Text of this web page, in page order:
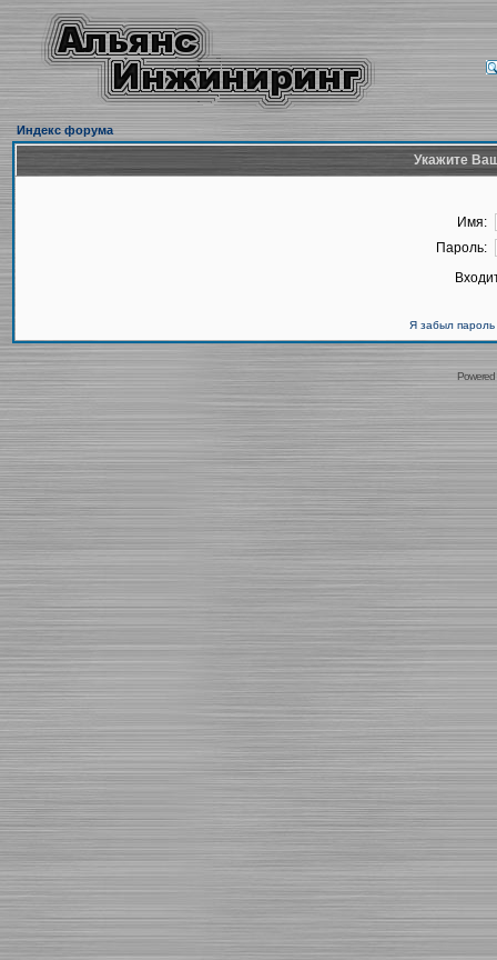
Индекс форума
Укажите
Имя:
Пароль:
Я забыл пароль